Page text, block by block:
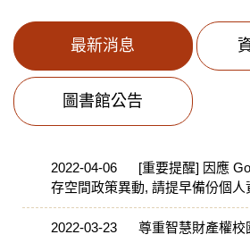
最新消息
圖書館公告
2022-04-06
[重要提醒] 因應
存空間政策異動, 請提早備份個人
2022-03-23 尊重智慧財產權校